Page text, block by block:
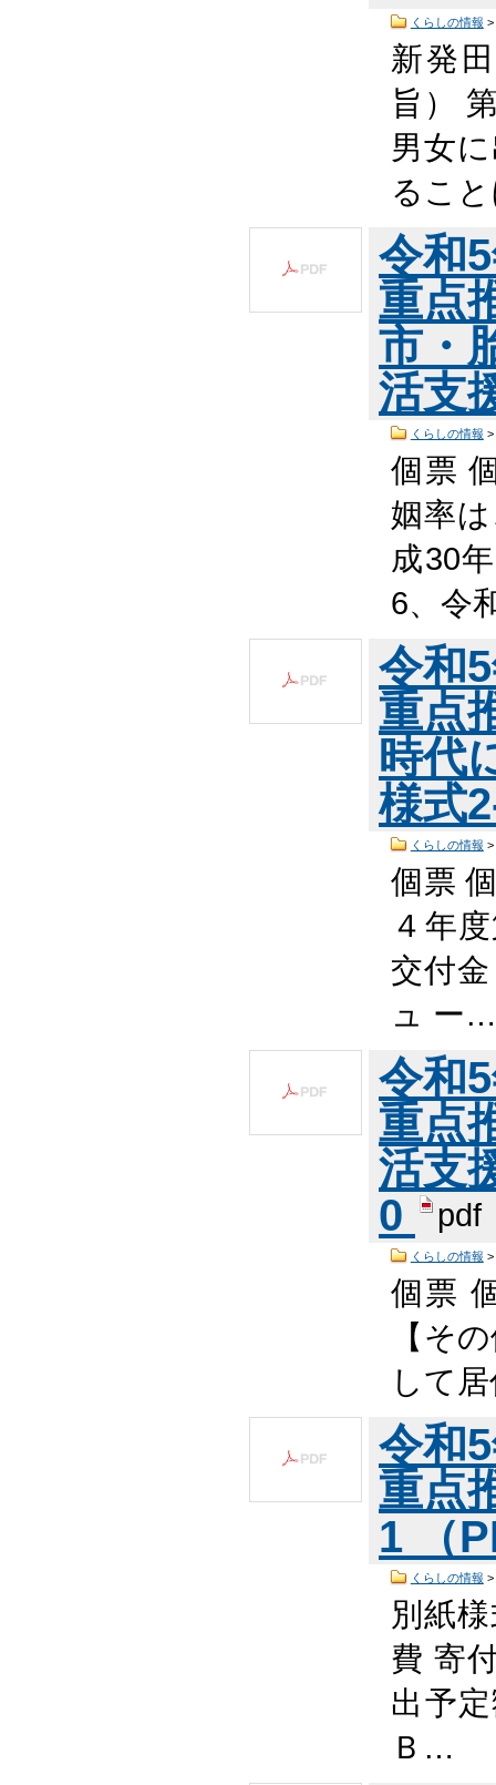
くらしの情報 >
新発
旨）
男女
るこ
令和
重点
市・
活支
くらしの情報 >
個票
姻率
成30
6、令
令和
重点
時代
様式
くらしの情報 >
個票
４年
交付
ュ ー
令和
重点
活支
0
pdf
くらしの情報 >
個票
【そ
して
令和
重点
1 （
くらしの情報 >
別紙
費 寄
出予
Ｂ…